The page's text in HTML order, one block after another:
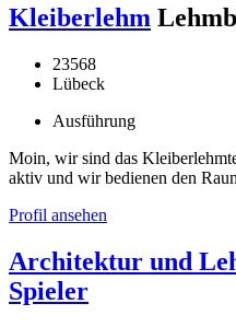
Kleiberlehm
23568
Lübeck
Ausführung
Moin, wir sind das
aktiv und wir bedienen den
Profil ansehen
Architektur und
Spieler